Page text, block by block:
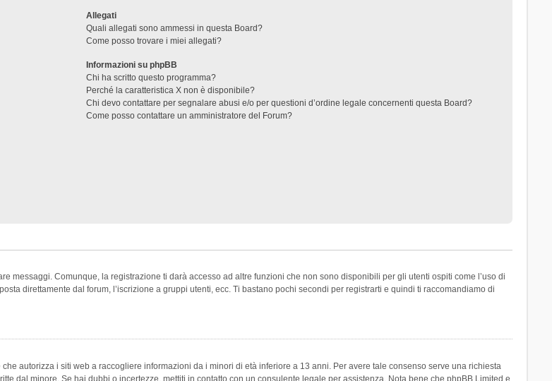
Allegati
Quali allegati sono ammessi in questa Board?
Come posso trovare i miei allegati?
Informazioni su phpBB
Chi ha scritto questo programma?
Perché la caratteristica X non è disponibile?
Chi devo contattare per segnalare abusi e/o per questioni d’ordine legale concernenti questa Board?
Come posso contattare un amministratore del Forum?
messaggi. Comunque, la registrazione ti darà accesso ad altre funzioni che non sono disponibili per gli utenti ospiti come l’uso di
direttamente dal forum, l’iscrizione a gruppi utenti, ecc. Ti bastano pochi secondi per registrarti e quindi ti raccomandiamo di
autorizza i siti web a raccogliere informazioni da i minori di età inferiore a 13 anni. Per avere tale consenso serve una richiesta
dal minore. Se hai dubbi o incertezze, mettiti in contatto con un consulente legale per assistenza. Nota bene che phpBB Limited e